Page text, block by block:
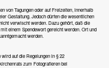
von Tagungen oder auf Freizeiten, innerhalb
Gestaltung. Jedoch dürfen die wesentlichen
verwischt werden. Dazu gehört, daß die
einem Spendewort gereicht werden. Ort und
werden.
auf die Regelungen in § 22
zum Fotografieren bei